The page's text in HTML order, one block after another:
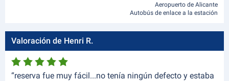
Aeropuerto de Alicante
Autobús de enlace a la estación
Valoración de Henri R.
“reserva fue muy fácil...no tenía ningún defecto y estaba